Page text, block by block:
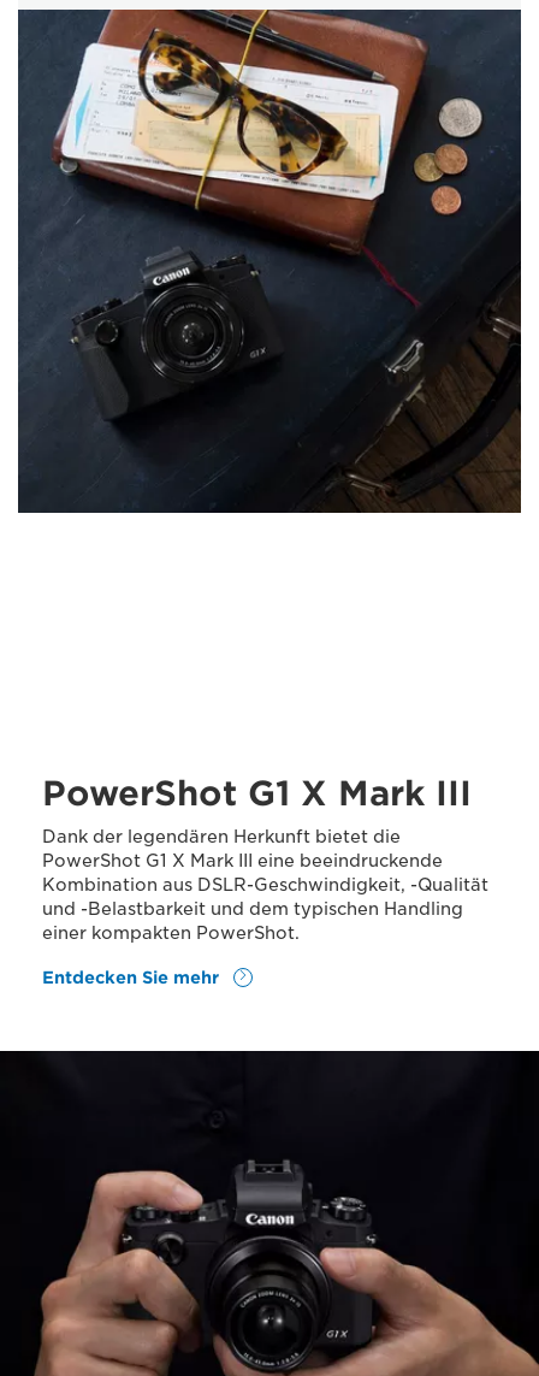
PowerShot G1 X Mark III
Dank der legendären Herkunft bietet die
PowerShot G1 X Mark III eine beeindruckende
Kombination aus DSLR-Geschwindigkeit, -Qualität
und -Belastbarkeit und dem typischen Handling
einer kompakten PowerShot.
Entdecken Sie mehr